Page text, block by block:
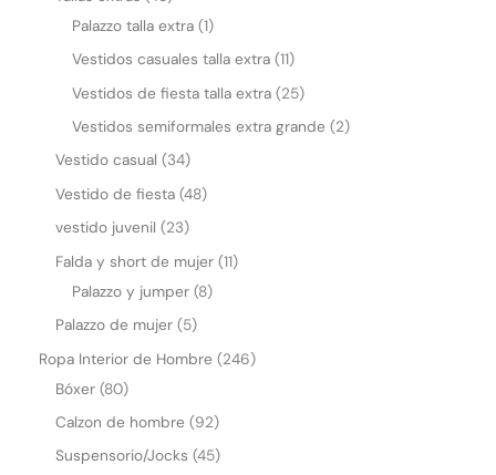
Palazzo talla extra 1
Vestidos casuales talla extra 11
Vestidos de fiesta talla extra 25
Vestidos semiformales extra grande
2
Vestido casual 34
Vestido de fiesta 48
vestido juvenil
23
Falda y short de mujer 11
Palazzo y jumper 8
Palazzo de mujer 5
Ropa Interior de Hombre
246
Bóxer 80
Calzon de hombre
92
Suspensorio/Jocks 45